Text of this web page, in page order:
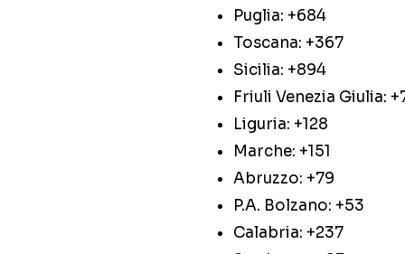
Puglia: +684
Toscana: +367
Sicilia: +894
Friuli Venezia Giulia:
Liguria: +128
Marche: +151
Abruzzo: +79
P.A. Bolzano: +53
Calabria: +237